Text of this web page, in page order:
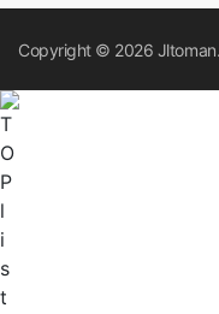
Copyright © 2026